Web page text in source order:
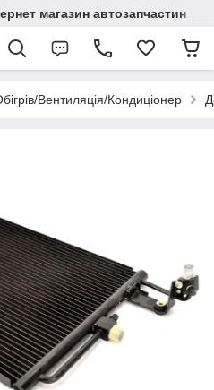
магазин автозапчастин
Вентиляція/Кондиціонер